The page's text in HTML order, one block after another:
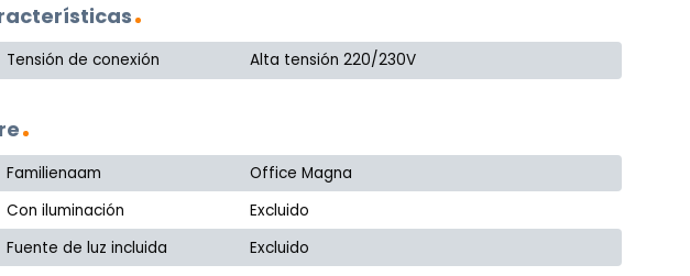
Tensión de conexión Alta tensión 220/230V
Familienaam
Office Magna
Con iluminación
Excluido
Fuente de luz incluida
Excluido